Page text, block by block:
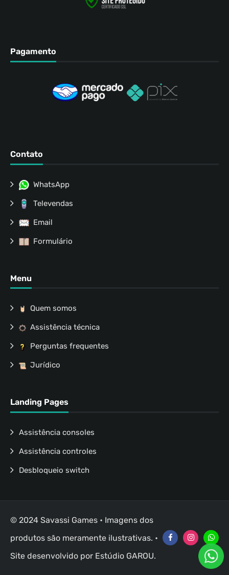
Pagamento
Contato
WhatsApp
Televendas
Email
Formulário
Menu
Quem somos
Assistência técnica
Perguntas frequentes
Jurídico
Landing Pages
Assistência consoles
Assistência controles
Desbloqueio switch
© 2024 Savassi Games • Imagens dos
produtos são meramente ilustrativas. •
Site desenvolvido por Estúdio GAROU.